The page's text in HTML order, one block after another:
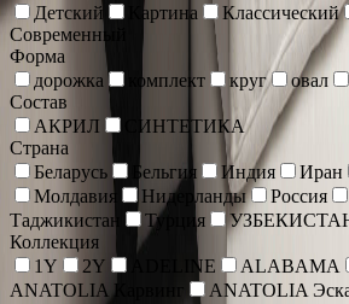
Детский
Картина Классический
Современный
Форма
дорожка
комплект круг овал
Состав
АКРИЛ
СИНТЕТИКА
Страна
Беларусь
Бельгия Индия Иран
Молдавия
Нидерланды Россия
Таджикистан
Турция
Коллекция
1Y
2Y ADELINE ALABAMA
ANATOLIA Карвинг
ANATOLIA